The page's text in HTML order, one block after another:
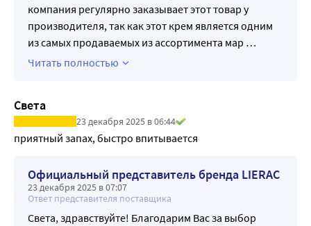
компания регулярно заказывает этот товар у
производителя, так как этот крем является одним
из самых продаваемых из ассортимента мар …
Читать полностью
Света
23 декабря 2025 в 06:44
приятный запах, быстро впитывается
Официальный представитель бренда LIERAC
23 декабря 2025 в 07:07
Ответ представителя поставщика
Света, здравствуйте! Благодарим Вас за выбор